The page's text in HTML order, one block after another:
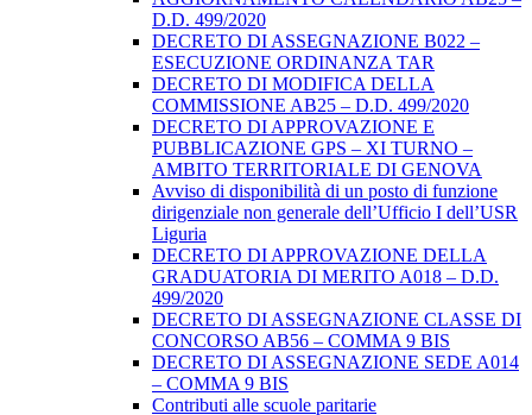
D.D. 499/2020
DECRETO DI ASSEGNAZIONE B022 –
ESECUZIONE ORDINANZA TAR
DECRETO DI MODIFICA DELLA
COMMISSIONE AB25 – D.D. 499/2020
DECRETO DI APPROVAZIONE E
PUBBLICAZIONE GPS – XI TURNO –
AMBITO TERRITORIALE DI GENOVA
Avviso di disponibilità di un posto di funzione
dirigenziale non generale dell’Ufficio I dell’USR
Liguria
DECRETO DI APPROVAZIONE DELLA
GRADUATORIA DI MERITO A018 – D.D.
499/2020
DECRETO DI ASSEGNAZIONE CLASSE DI
CONCORSO AB56 – COMMA 9 BIS
DECRETO DI ASSEGNAZIONE SEDE A014
– COMMA 9 BIS
Contributi alle scuole paritarie